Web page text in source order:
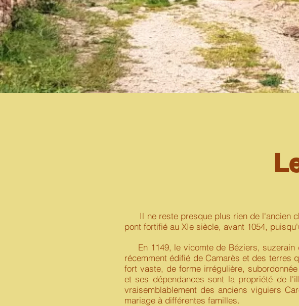
Il ne reste presque plus rien de l'ancien
pont fortifié au XIe siècle, avant 1054,
En 1149, le vicomte de Béziers, suzerain
récemment édifié de Camarès et des terres
fort vaste, de forme irrégulière,
et ses dépendances sont la propriété de
vraisemblablement des anciens viguiers
mariage à différentes familles.